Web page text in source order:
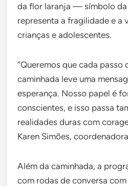
da flor laranja — símbolo da
representa a fragilidade e a
crianças e adolescentes.
“Queremos que cada passo
caminhada leve uma
esperança. Nosso papel é
conscientes, e isso passa
realidades duras com
Karen Simões,
Além da caminhada, a
com rodas de conversa